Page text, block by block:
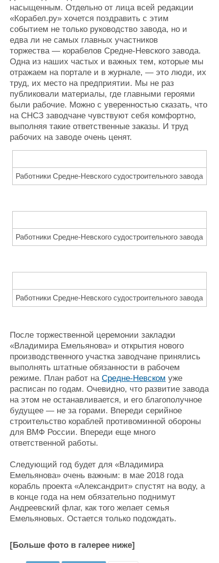
насыщенным. Отдельно от лица всей редакции
«Корабел.ру» хочется поздравить с этим
событием не только руководство завода, но и
едва ли не самых главных участников
торжества — корабелов Средне-Невского завода.
Одна из наших частых и важных тем, которые мы
отражаем на портале и в журнале, — это люди, их
труд, их место на предприятии. Мы не раз
публиковали материалы, где главными героями
были рабочие. Можно с уверенностью сказать, что
на СНСЗ заводчане чувствуют себя комфортно,
выполняя такие ответственные заказы. И труд
рабочих на заводе очень ценят.
Работники Средне-Невского судостроительного завода
Работники Средне-Невского судостроительного завода
Работники Средне-Невского судостроительного завода
После торжественной церемонии закладки
«Владимира Емельянова» и открытия нового
производственного участка заводчане принялись
выполнять штатные обязанности в рабочем
режиме. План работ на Средне-Невском уже
расписан по годам. Очевидно, что развитие завода
на этом не останавливается, и его благополучное
будущее — не за горами. Впереди серийное
строительство кораблей противоминной обороны
для ВМФ России. Впереди еще много
ответственной работы.
Следующий год будет для «Владимира
Емельянова» очень важным: в мае 2018 года
корабль проекта «Александрит» спустят на воду, а
в конце года на нем обязательно поднимут
Андреевский флаг, как того желает семья
Емельяновых. Остается только подождать.
[Больше фото в галерее ниже]